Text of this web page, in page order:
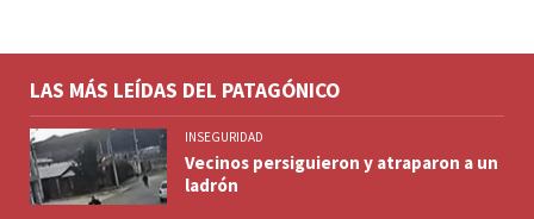
LAS MÁS LEÍDAS DEL PATAGÓNICO
INSEGURIDAD
Vecinos persiguieron y atraparon a un
ladrón